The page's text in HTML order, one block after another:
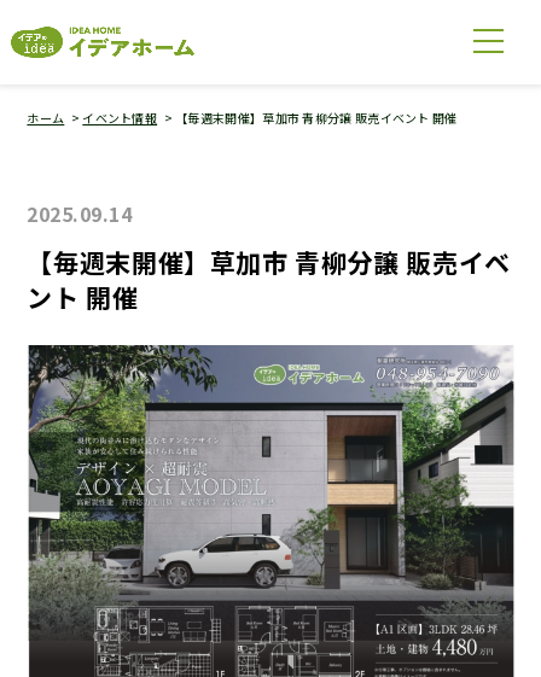
ホーム イベント情報 【毎週末開催】草加市 青柳分譲 販売イベント 開催
2025.09.14
【毎週末開催】草加市 青柳分譲 販売イベ
ント 開催